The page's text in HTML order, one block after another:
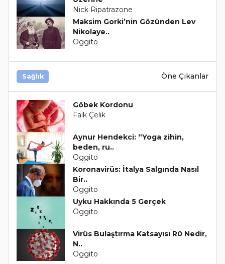
Nick Ripatrazone
Maksim Gorki’nin Gözünden Lev
Nikolaye..
Oggito
Sağlık Öne Çıkanlar
Göbek Kordonu
Faik Çelik
Aynur Hendekci: “Yoga zihin,
beden, ru..
Oggito
Koronavirüs: İtalya Salgında Nasıl
Bir..
Oggito
Uyku Hakkında 5 Gerçek
Oggito
Virüs Bulaştırma Katsayısı R0 Nedir,
N..
Oggito